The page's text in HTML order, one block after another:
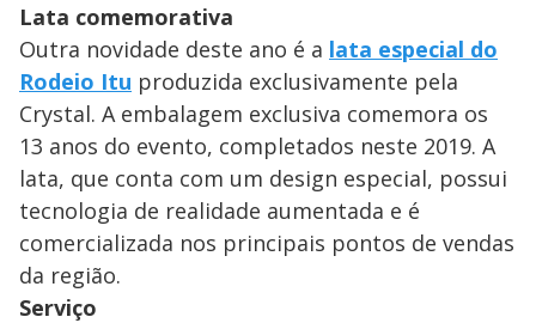
Lata comemorativa
Outra novidade deste ano é a lata especial do
Rodeio Itu produzida exclusivamente pela
Crystal. A embalagem exclusiva comemora os
13 anos do evento, completados neste 2019. A
lata, que conta com um design especial, possui
tecnologia de realidade aumentada e é
comercializada nos principais pontos de vendas
da região.
Serviço